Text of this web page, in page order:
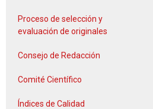
Proceso de selección y
evaluación de originales
Consejo de Redacción
Comité Científico
Índices de Calidad